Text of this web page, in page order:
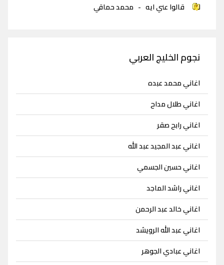
قالوا عني ايه - محمد حماقي
نجوم الخليج العربي
اغاني محمد عبده
اغاني طلال مداح
اغاني رابح صقر
اغاني عبد المجيد عبد الله
اغاني حسين الجسمي
اغاني راشد الماجد
اغاني خالد عبد الرحمن
اغاني عبد الله الرويشد
اغاني عبادي الجوهر